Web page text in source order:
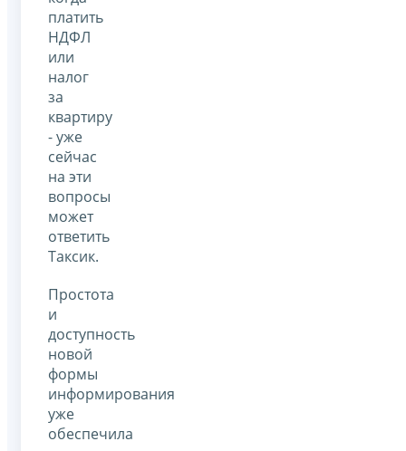
платить
НДФЛ
или
налог
за
квартиру
- уже
сейчас
на эти
вопросы
может
ответить
Таксик.
Простота
и
доступность
новой
формы
информирования
уже
обеспечила